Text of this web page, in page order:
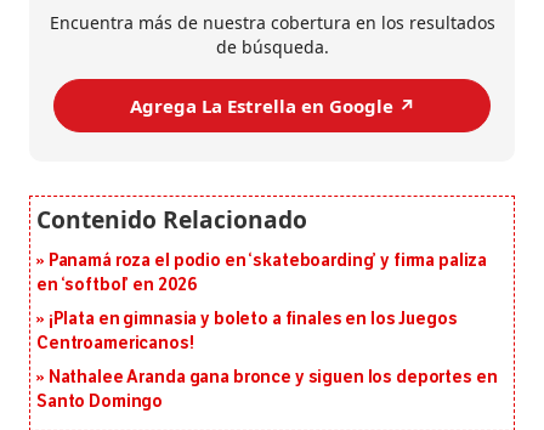
Encuentra más de nuestra cobertura en los resultados
de búsqueda.
Agrega La Estrella en Google ↗️
Panamá roza el podio en ‘skateboarding’ y firma paliza
en ‘softbol’ en 2026
¡Plata en gimnasia y boleto a finales en los Juegos
Centroamericanos!
Nathalee Aranda gana bronce y siguen los deportes en
Santo Domingo